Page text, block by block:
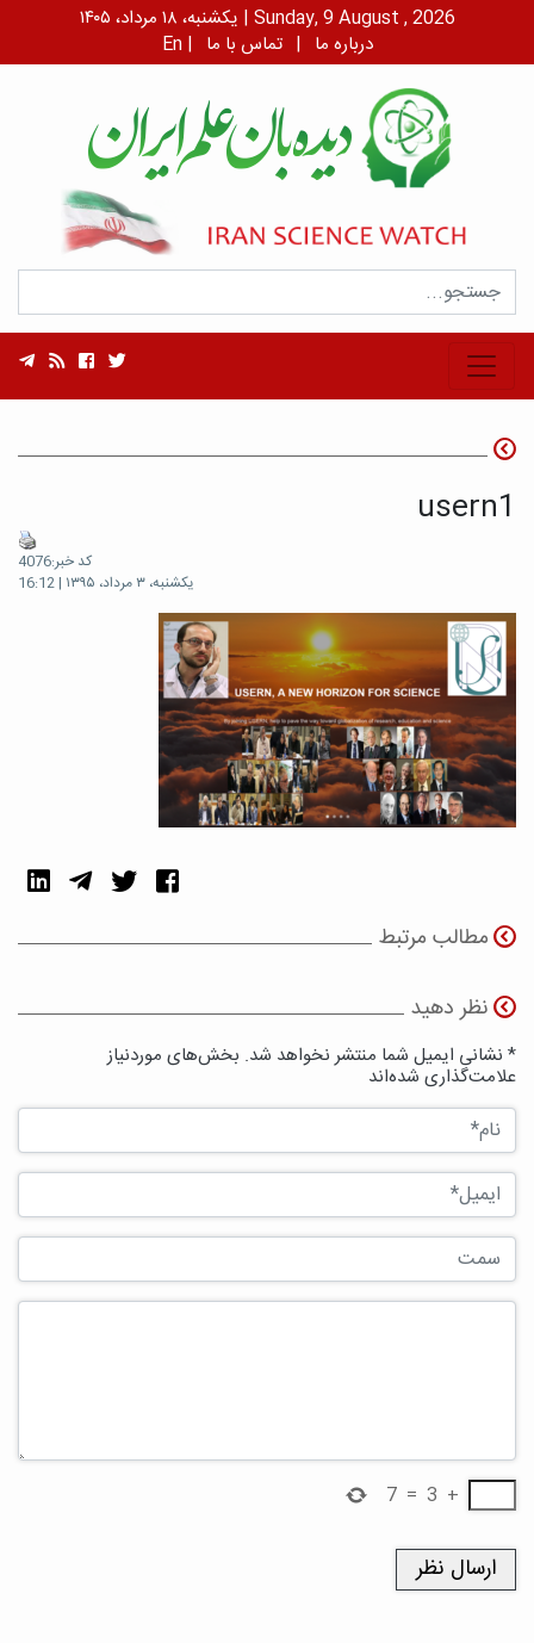
یکشنبه، ۱۸ مرداد، ۱۴۰۵ | Sunday, 9 August , 2026
En | درباره ما | تماس با ما
usern1
کد خبر:4076
یکشنبه، ۳ مرداد، ۱۳۹۵ | 16:12
مطالب مرتبط
نظر دهید
* نشانی ایمیل شما منتشر نخواهد شد. بخش‌های موردنیاز
علامت‌گذاری شده‌اند
+
3
=
7